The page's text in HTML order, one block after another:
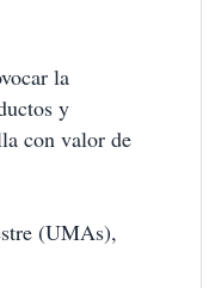
la
y
con valor de
(UMAs),